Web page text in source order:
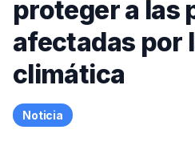
proteger a las
afectadas por
climática
Noticia